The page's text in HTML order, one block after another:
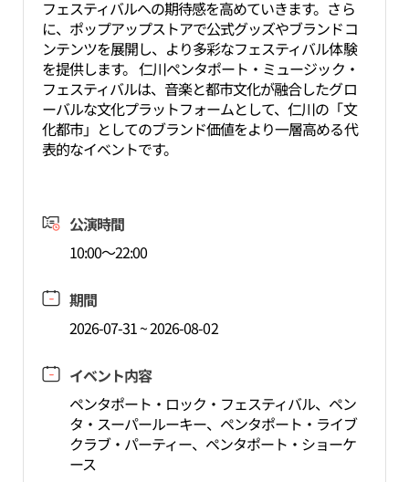
フェスティバルへの期待感を高めていきます。さら
に、ポップアップストアで公式グッズやブランドコ
ンテンツを展開し、より多彩なフェスティバル体験
を提供します。 仁川ペンタポート・ミュージック・
フェスティバルは、音楽と都市文化が融合したグロ
ーバルな文化プラットフォームとして、仁川の「文
化都市」としてのブランド価値をより一層高める代
表的なイベントです。
公演時間
10:00～22:00
期間
2026-07-31 ~ 2026-08-02
イベント内容
ペンタポート・ロック・フェスティバル、ペン
タ・スーパールーキー、ペンタポート・ライブ
クラブ・パーティー、ペンタポート・ショーケ
ース